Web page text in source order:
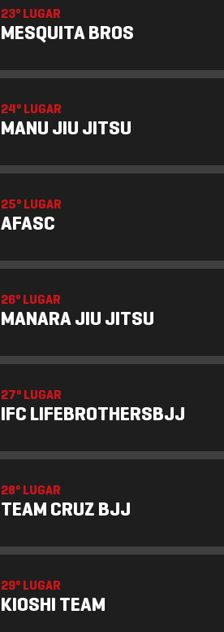
23º LUGAR
MESQUITA BROS
24º LUGAR
MANU JIU JITSU
25º LUGAR
AFASC
26º LUGAR
MANARA JIU JITSU
27º LUGAR
IFC LIFEBROTHERSBJJ
28º LUGAR
TEAM CRUZ BJJ
29º LUGAR
KIOSHI TEAM